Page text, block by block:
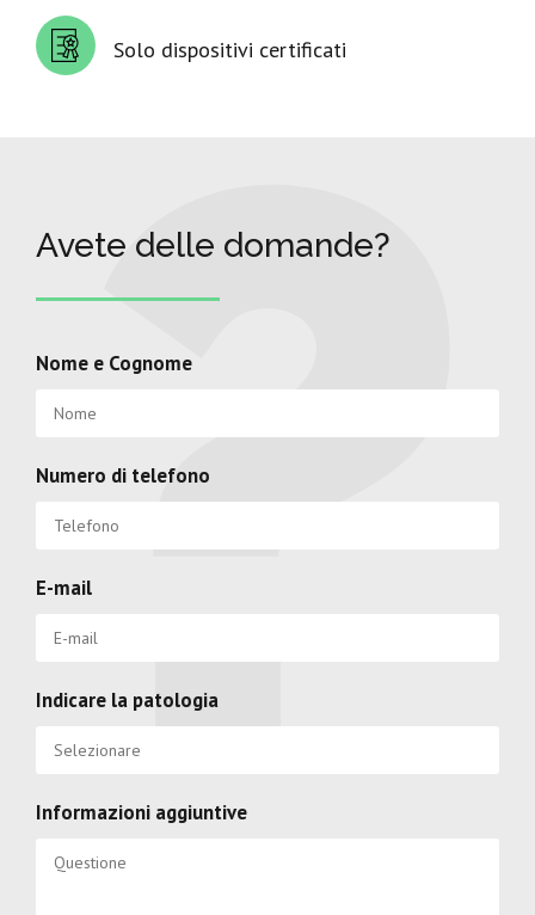
Solo dispositivi certificati
Avete delle domande?
Nome e Cognome
Numero di telefono
E-mail
Indicare la patologia
Informazioni aggiuntive